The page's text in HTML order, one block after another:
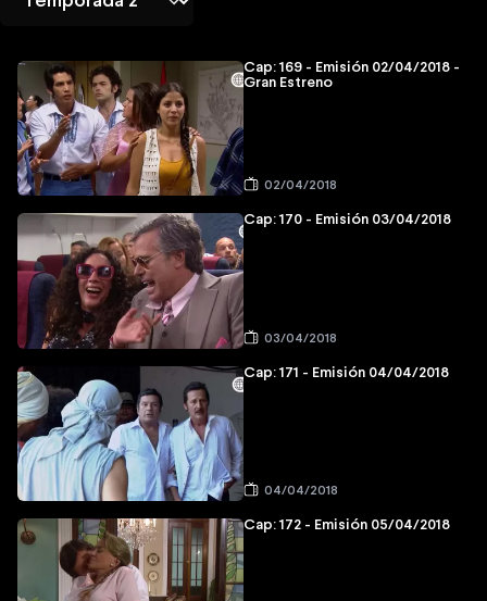
Cap: 169 - Emisión 02/04/2018 -
Gran Estreno
02/04/2018
Cap: 170 - Emisión 03/04/2018
03/04/2018
Cap: 171 - Emisión 04/04/2018
04/04/2018
Cap: 172 - Emisión 05/04/2018